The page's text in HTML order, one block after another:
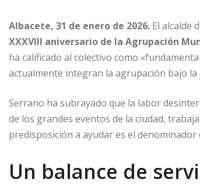
Albacete, 31 de enero de 2026. El alcalde
XXXVIII aniversario de la Agrupación
ha calificado al colectivo como
actualmente integran la agrupación bajo la
Serrano ha subrayado que la labor
de los grandes eventos de la ciudad,
predisposición a ayudar es el denominador
Un balance de